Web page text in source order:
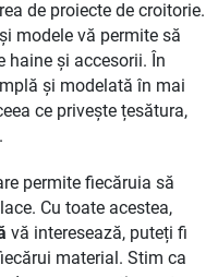
de proiecte de croitorie.
modele vă permite să
haine și accesorii. În
și modelată în mai
ce privește țesătura,
permite fiecăruia să
Cu toate acestea,
vă interesează, puteți fi
material. Stim ca